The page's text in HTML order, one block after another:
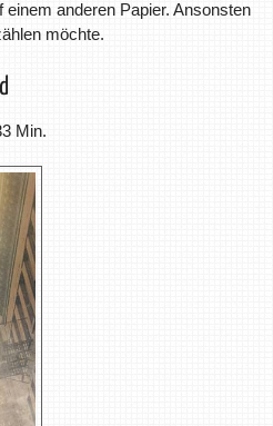
anderen Papier. Ansonsten
möchte.
Min.